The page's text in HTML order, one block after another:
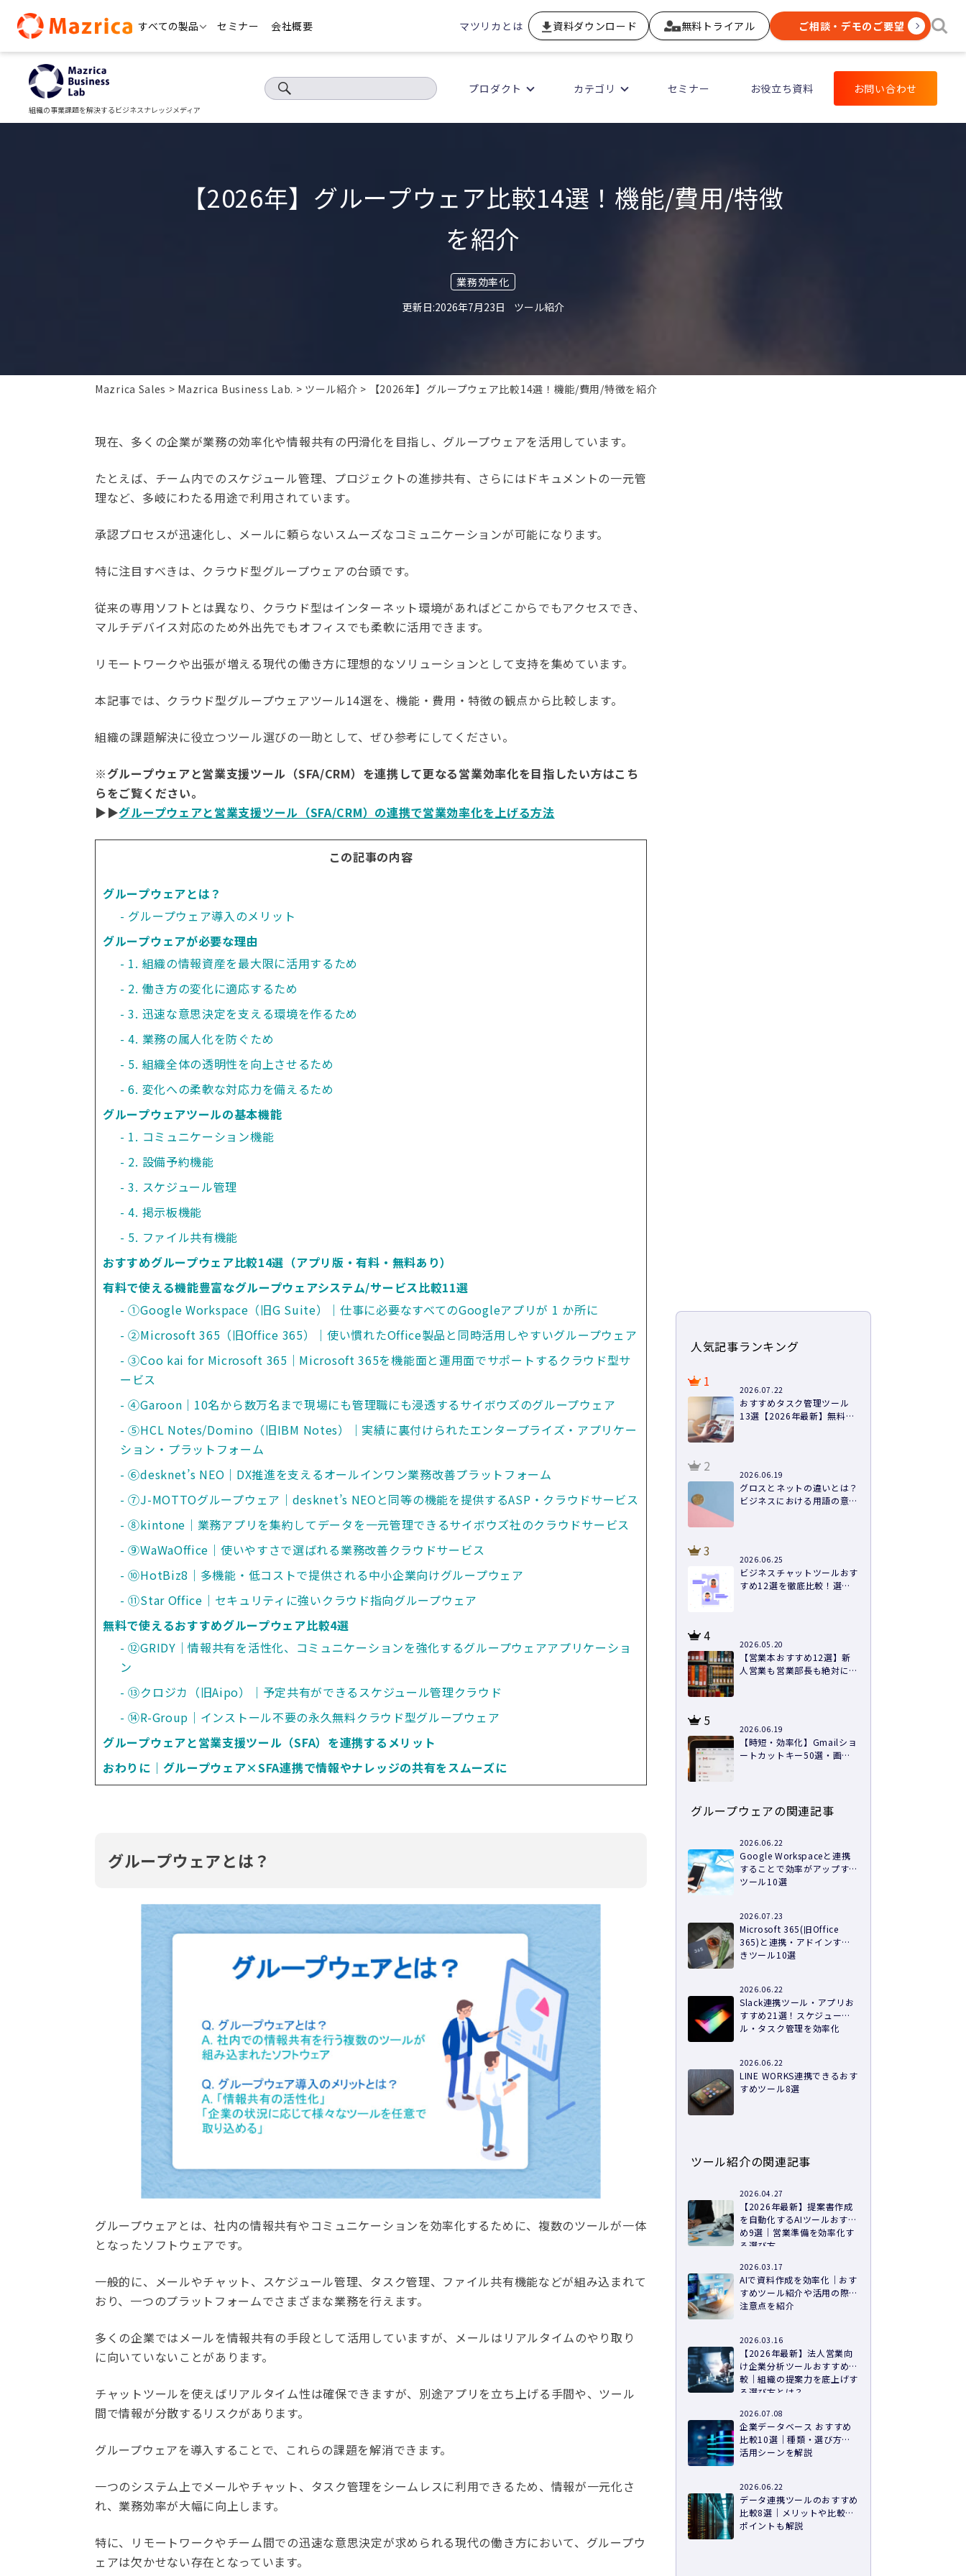
content
すべての製品 セミナー 会社概要 マツリカとは 資料ダウンロード 無料トライアル ご相談・デモのご要望
組織の事業課題を解決するビジネスナレッジメディア
プロダクト カテゴリ セミナー お役立ち資料 お問い合わせ
【2026年】グループウェア比較14選！機能/費用/特徴
を紹介
業務効率化
2026年7月23日
ツール紹介
Mazrica Sales Mazrica Business Lab. ツール紹介 【2026年】グループウェア比較14選！機能/費用/特徴を紹介
現在、多くの企業が業務の効率化や情報共有の円滑化を目指し、グループウェアを活用しています。
たとえば、チーム内でのスケジュール管理、プロジェクトの進捗共有、さらにはドキュメントの一元管
理など、多岐にわたる用途で利用されています。
承認プロセスが迅速化し、メールに頼らないスムーズなコミュニケーションが可能になります。
特に注目すべきは、クラウド型グループウェアの台頭です。
従来の専用ソフトとは異なり、クラウド型はインターネット環境があればどこからでもアクセスでき、
マルチデバイス対応のため外出先でもオフィスでも柔軟に活用できます。
リモートワークや出張が増える現代の働き方に理想的なソリューションとして支持を集めています。
本記事では、クラウド型グループウェアツール14選を、機能・費用・特徴の観点から比較します。
組織の課題解決に役立つツール選びの一助として、ぜひ参考にしてください。
※グループウェアと営業支援ツール（SFA/CRM）を連携して更なる営業効率化を目指したい方はこち
らをご覧ください。
▶︎▶︎グループウェアと営業支援ツール（SFA/CRM）の連携で営業効率化を上げる方法
この記事の内容
グループウェアとは？
グループウェア導入のメリット
グループウェアが必要な理由
1. 組織の情報資産を最大限に活用するため
2. 働き方の変化に適応するため
3. 迅速な意思決定を支える環境を作るため
4. 業務の属人化を防ぐため
5. 組織全体の透明性を向上させるため
6. 変化への柔軟な対応力を備えるため
グループウェアツールの基本機能
1. コミュニケーション機能
2. 設備予約機能
3. スケジュール管理
4. 掲示板機能
5. ファイル共有機能
おすすめグループウェア比較14選（アプリ版・有料・無料あり）
有料で使える機能豊富なグループウェアシステム/サービス比較11選
①Google Workspace（旧G Suite）｜仕事に必要なすべてのGoogleアプリが 1 か所に
②Microsoft 365（旧Office 365）｜使い慣れたOffice製品と同時活用しやすいグループウェア
③Coo kai for Microsoft 365｜Microsoft 365を機能面と運用面でサポートするクラウド型サ
ービス
④Garoon｜10名から数万名まで現場にも管理職にも浸透するサイボウズのグループウェア
⑤HCL Notes/Domino（旧IBM Notes）｜実績に裏付けられたエンタープライズ・アプリケー
ション・プラットフォーム
⑥desknet’s NEO｜DX推進を支えるオールインワン業務改善プラットフォーム
⑦J-MOTTOグループウェア｜desknet’s NEOと同等の機能を提供するASP・クラウドサービス
⑧kintone｜業務アプリを集約してデータを一元管理できるサイボウズ社のクラウドサービス
⑨WaWaOffice｜使いやすさで選ばれる業務改善クラウドサービス
⑩HotBiz8｜多機能・低コストで提供される中小企業向けグループウェア
⑪Star Office｜セキュリティに強いクラウド指向グループウェア
無料で使えるおすすめグループウェア比較4選
⑫GRIDY｜情報共有を活性化、コミュニケーションを強化するグループウェアアプリケーショ
ン
⑬クロジカ（旧Aipo）｜予定共有ができるスケジュール管理クラウド
⑭R-Group｜インストール不要の永久無料クラウド型グループウェア
グループウェアと営業支援ツール（SFA）を連携するメリット
おわりに｜グループウェア×SFA連携で情報やナレッジの共有をスムーズに
グループウェアとは？
グループウェアとは、社内の情報共有やコミュニケーションを効率化するために、複数のツールが一体
となったソフトウェアです。
一般的に、メールやチャット、スケジュール管理、タスク管理、ファイル共有機能などが組み込まれて
おり、一つのプラットフォームでさまざまな業務を行えます。
多くの企業ではメールを情報共有の手段として活用していますが、メールはリアルタイムのやり取り
に向いていないことがあります。
チャットツールを使えばリアルタイム性は確保できますが、別途アプリを立ち上げる手間や、ツール
間で情報が分散するリスクがあります。
グループウェアを導入することで、これらの課題を解消できます。
一つのシステム上でメールやチャット、タスク管理をシームレスに利用できるため、情報が一元化さ
れ、業務効率が大幅に向上します。
特に、リモートワークやチーム間での迅速な意思決定が求められる現代の働き方において、グループウ
ェアは欠かせない存在となっています。
人気記事ランキング
1
2026.07.22
おすすめタスク管理ツール
13選【2026年最新】無料あ
2
2026.06.19
グロスとネットの違いとは？
ビジネスにおける用語の意味
3
2026.06.25
ビジネスチャットツールおす
すめ12選を徹底比較！選び
4
2026.05.20
【営業本おすすめ12選】新
人営業も営業部長も絶対に読
5
2026.06.19
【時短・効率化】Gmailショ
ートカットキー50選・画像
グループウェアの関連記事
2026.06.22
Google Workspaceと連携
することで効率がアップする
ツール10選
2026.07.23
Microsoft 365(旧Office
365)と連携・アドインすべ
きツール10選
2026.06.22
Slack連携ツール・アプリお
すすめ21選！スケジュー
ル・タスク管理を効率化
2026.06.22
LINE WORKS連携できるおす
すめツール8選
ツール紹介の関連記事
2026.04.27
【2026年最新】提案書作成
を自動化するAIツールおすす
め9選｜営業準備を効率化す
る選び方
2026.03.17
AIで資料作成を効率化｜おす
すめツール紹介や活用の際の
注意点を紹介
2026.03.16
【2026年最新】法人営業向
け企業分析ツールおすすめ比
較｜組織の提案力を底上げす
る選び方とは？
2026.07.08
企業データベース おすすめ
比較10選｜種類・選び方・
活用シーンを解説
2026.06.22
データ連携ツールのおすすめ
比較8選｜メリットや比較の
ポイントも解説